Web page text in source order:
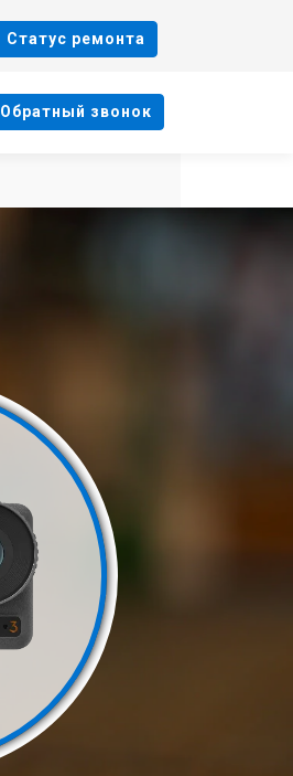
Cтатус ремонта
Oбратный звонок